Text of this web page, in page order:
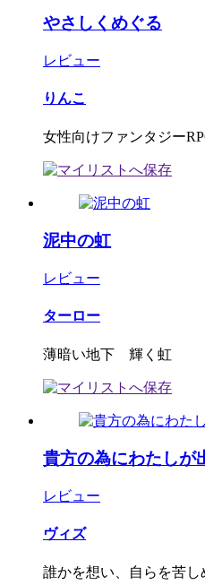
やさしくめぐる
レビュー
りんこ
女性向けファンタジー
泥中の虹
レビュー
ターロー
薄暗い地下 輝く虹
貴方の為にわたしが
レビュー
ヴィズ
誰かを想い、自らを苦し